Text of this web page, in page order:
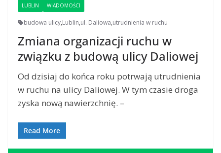
LUBLIN WIADOMOŚCI
budowa ulicy,Lublin,ul. Daliowa,utrudnienia w ruchu
Zmiana organizacji ruchu w
związku z budową ulicy Daliowej
Od dzisiaj do końca roku potrwają utrudnienia
w ruchu na ulicy Daliowej. W tym czasie droga
zyska nową nawierzchnię. –
Read More